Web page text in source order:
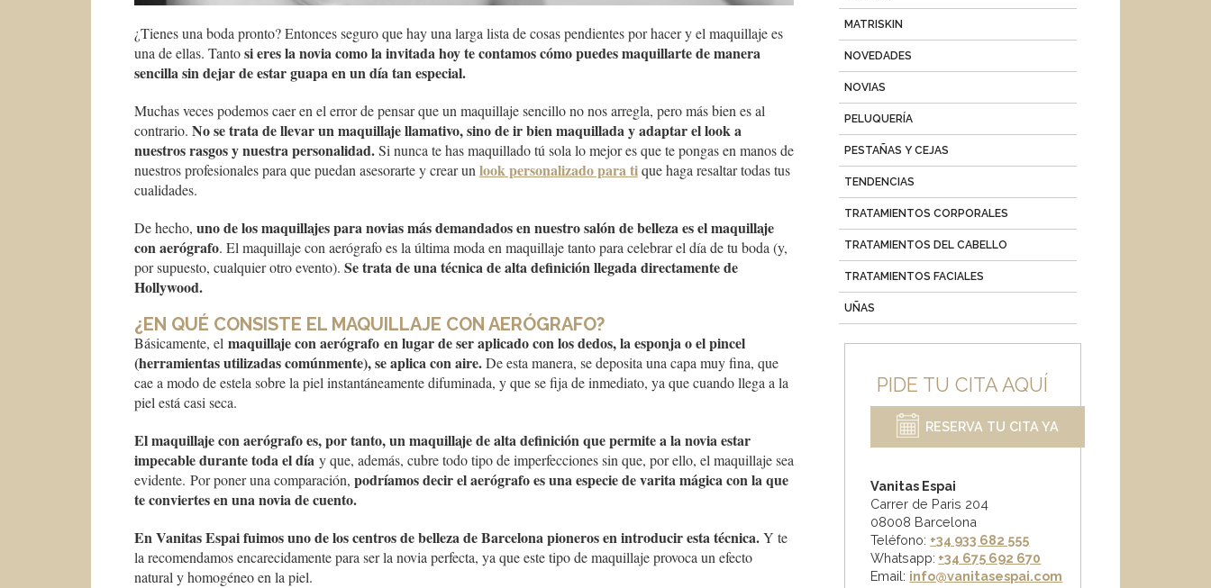
¿Tienes una boda pronto? Entonces seguro que hay una larga lista de cosas pendientes por hacer y el maquillaje es
una de ellas. Tantosi eres la novia como la invitada hoy te contamos cómo puedes maquillarte de manera
sencilla sin dejar de estar guapa en un día tan especial.
Muchas veces podemos caer en el error de pensar que un maquillaje sencillo no nos arregla, pero más bien es al
contrario. No se trata de llevar un maquillaje llamativo, sino de ir bien maquillada y adaptar el look a
nuestros rasgos y nuestra personalidad.Si nunca te has maquillado tú sola lo mejor es que te pongas en manos de
nuestros profesionales para que puedan asesorarte y crear un look personalizado para tique haga resaltar todas tus
cualidades.
De hecho, uno de los maquillajes para novias más demandados en nuestro salón de belleza es el maquillaje
con aerógrafo. El maquillaje con aerógrafo es la última moda en maquillaje tanto para celebrar el día de tu boda (y,
por supuesto, cualquier otro evento). Se trata de una técnica de alta definición llegada directamente de
Hollywood.
¿EN QUÉ CONSISTE EL MAQUILLAJE CON AERÓGRAFO?
Básicamente, el maquillaje con aerógrafo en lugar de ser aplicado con los dedos, la esponja o el pincel
(herramientas utilizadas comúnmente), se aplica con aire.De esta manera, se deposita una capa muy fina, que
cae a modo de estela sobre la piel instantáneamente difuminada, y que se fija de inmediato, ya que cuando llega a la
piel está casi seca.
El maquillaje con aerógrafo es, por tanto, un maquillaje de alta definición que permite a la novia estar
impecable durante toda el día y que, además, cubre todo tipo de imperfecciones sin que, por ello, el maquillaje sea
evidente. Por poner una comparación, podríamos decir el aerógrafo es una especie de varita mágicacon la que
te conviertes en una novia de cuento.
En Vanitas Espai fuimos uno de los centros de belleza de Barcelona pioneros en introducir esta técnica.Y te
la recomendamos encarecidamente para ser la novia perfecta, ya que este tipo de maquillaje provoca un efecto
natural y homogéneo en la piel.
MATRISKIN
NOVEDADES
NOVIAS
PELUQUERÍA
PESTAÑAS Y CEJAS
TENDENCIAS
TRATAMIENTOS CORPORALES
TRATAMIENTOS DEL CABELLO
TRATAMIENTOS FACIALES
UÑAS
PIDE TU CITA AQUÍ
RESERVA TU CITA YA
Vanitas Espai
Carrer de Paris 204
08008 Barcelona
Teléfono: +34 933 682 555
Whatsapp: +34 675 692 670
Email: info@vanitasespai.com